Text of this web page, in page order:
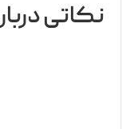
نکاتی